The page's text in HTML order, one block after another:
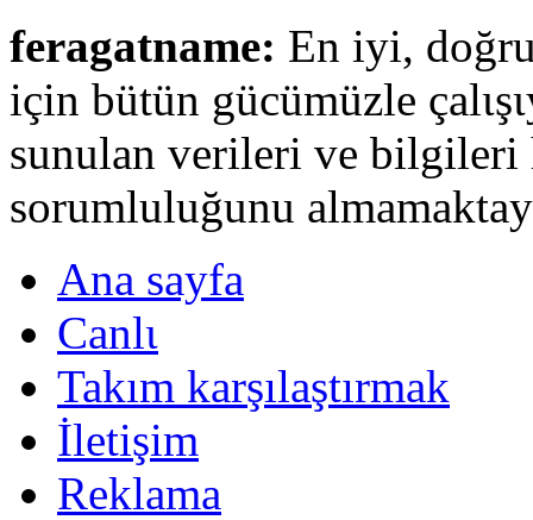
feragatname: En iyi,
için bütün gücümüzle
sunulan verileri ve bilgileri
sorumluluğunu
Ana sayfa
Canlι
Takım karşılaştırmak
İletişim
Reklama